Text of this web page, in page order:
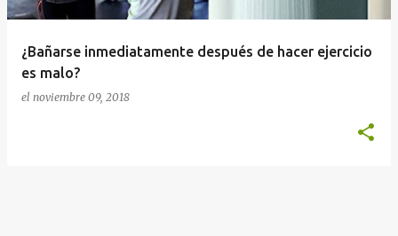
¿Bañarse inmediatamente después de hacer ejercicio
es malo?
el noviembre 09, 2018